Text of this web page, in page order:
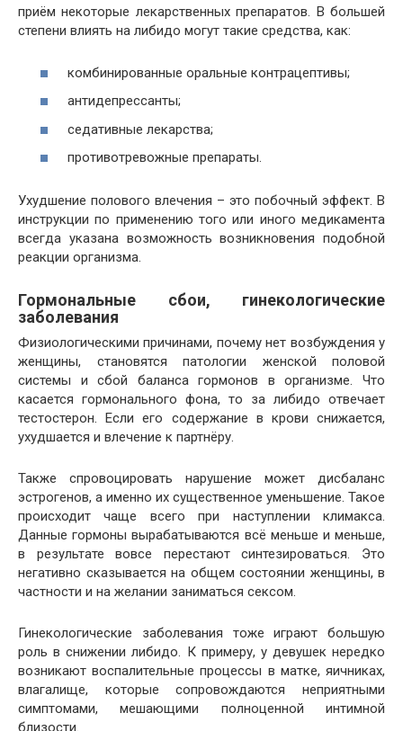
приём некоторые лекарственных препаратов. В большей
степени влиять на либидо могут такие средства, как:
комбинированные оральные контрацептивы;
антидепрессанты;
седативные лекарства;
противотревожные препараты.
Ухудшение полового влечения – это побочный эффект. В
инструкции по применению того или иного медикамента
всегда указана возможность возникновения подобной
реакции организма.
Гормональные сбои, гинекологические
заболевания
Физиологическими причинами, почему нет возбуждения у
женщины, становятся патологии женской половой
системы и сбой баланса гормонов в организме. Что
касается гормонального фона, то за либидо отвечает
тестостерон. Если его содержание в крови снижается,
ухудшается и влечение к партнёру.
Также спровоцировать нарушение может дисбаланс
эстрогенов, а именно их существенное уменьшение. Такое
происходит чаще всего при наступлении климакса.
Данные гормоны вырабатываются всё меньше и меньше,
в результате вовсе перестают синтезироваться. Это
негативно сказывается на общем состоянии женщины, в
частности и на желании заниматься сексом.
Гинекологические заболевания тоже играют большую
роль в снижении либидо. К примеру, у девушек нередко
возникают воспалительные процессы в матке, яичниках,
влагалище, которые сопровождаются неприятными
симптомами, мешающими полноценной интимной
близости.